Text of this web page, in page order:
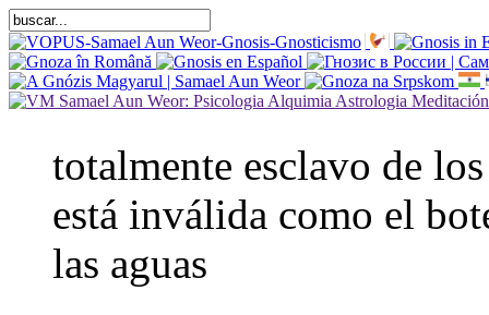
totalmente esclavo de
está inválida como el
las aguas